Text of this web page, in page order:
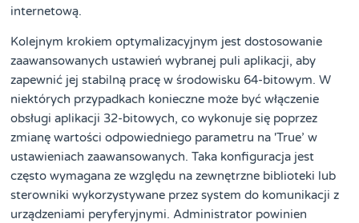
internetową.
Kolejnym krokiem optymalizacyjnym jest dostosowanie
zaawansowanych ustawień wybranej puli aplikacji, aby
zapewnić jej stabilną pracę w środowisku 64-bitowym. W
niektórych przypadkach konieczne może być włączenie
obsługi aplikacji 32-bitowych, co wykonuje się poprzez
zmianę wartości odpowiedniego parametru na 'True’ w
ustawieniach zaawansowanych. Taka konfiguracja jest
często wymagana ze względu na zewnętrzne biblioteki lub
sterowniki wykorzystywane przez system do komunikacji z
urządzeniami peryferyjnymi. Administrator powinien